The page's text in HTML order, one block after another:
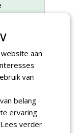
aan
van
belang
ervaring
Lees verder